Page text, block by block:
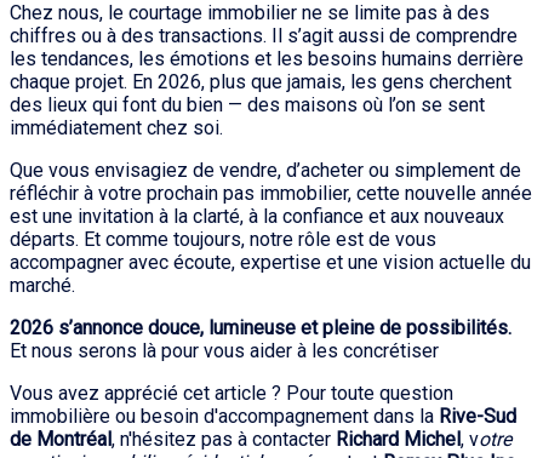
Chez nous, le courtage immobilier ne se limite pas à des
chiffres ou à des transactions. Il s’agit aussi de comprendre
les tendances, les émotions et les besoins humains derrière
chaque projet. En 2026, plus que jamais, les gens cherchent
des lieux qui font du bien — des maisons où l’on se sent
immédiatement chez soi.
Que vous envisagiez de vendre, d’acheter ou simplement de
réfléchir à votre prochain pas immobilier, cette nouvelle année
est une invitation à la clarté, à la confiance et aux nouveaux
départs. Et comme toujours, notre rôle est de vous
accompagner avec écoute, expertise et une vision actuelle du
marché.
2026 s’annonce douce, lumineuse et pleine de possibilités.
Et nous serons là pour vous aider à les concrétiser
Vous avez apprécié cet article ? Pour toute question
immobilière ou besoin d'accompagnement dans la Rive-Sud
de Montréal, n'hésitez pas à contacter Richard Michel, votre